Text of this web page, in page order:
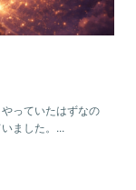
っていたはずなの
ました。...